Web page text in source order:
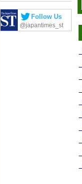
Follow Us
@japantimes_st